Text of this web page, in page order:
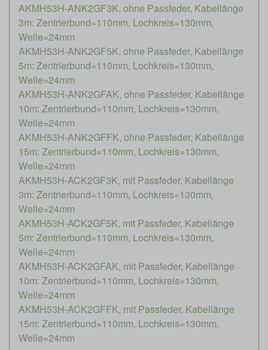
AKMH53H-ANK2GF3K, ohne Passfeder, Kabellänge
3m: Zentrierbund=110mm, Lochkreis=130mm,
Welle=24mm
AKMH53H-ANK2GF5K, ohne Passfeder, Kabellänge
5m: Zentrierbund=110mm, Lochkreis=130mm,
Welle=24mm
AKMH53H-ANK2GFAK, ohne Passfeder, Kabellänge
10m: Zentrierbund=110mm, Lochkreis=130mm,
Welle=24mm
AKMH53H-ANK2GFFK, ohne Passfeder, Kabellänge
15m: Zentrierbund=110mm, Lochkreis=130mm,
Welle=24mm
AKMH53H-ACK2GF3K, mit Passfeder, Kabellänge
3m: Zentrierbund=110mm, Lochkreis=130mm,
Welle=24mm
AKMH53H-ACK2GF5K, mit Passfeder, Kabellänge
5m: Zentrierbund=110mm, Lochkreis=130mm,
Welle=24mm
AKMH53H-ACK2GFAK, mit Passfeder, Kabellänge
10m: Zentrierbund=110mm, Lochkreis=130mm,
Welle=24mm
AKMH53H-ACK2GFFK, mit Passfeder, Kabellänge
15m: Zentrierbund=110mm, Lochkreis=130mm,
Welle=24mm